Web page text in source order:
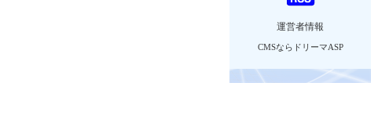
運営者情報
CMSならドリーマASP